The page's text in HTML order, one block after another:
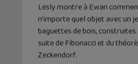
Lesly montre à Ewan
n’importe quel objet avec un
baguettes de bois,
suite de Fibonacci et du
Zeckendorf.